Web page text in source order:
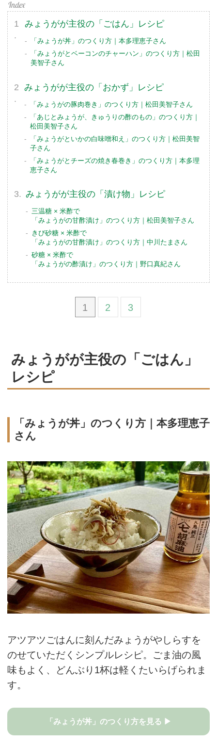
みょうがが主役の「ごはん」レシピ
「みょうが丼」のつくり方｜本多理恵子さん
「みょうがとベーコンのチャーハン」のつくり方｜松田
美智子さん
みょうがが主役の「おかず」レシピ
「みょうがの豚肉巻き」のつくり方｜松田美智子さん
「あじとみょうが、きゅうりの酢のもの」のつくり方｜
松田美智子さん
「みょうがといかの白味噌和え」のつくり方｜松田美智
子さん
「みょうがとチーズの焼き春巻き」のつくり方｜本多理
恵子さん
みょうがが主役の「漬け物」レシピ
三温糖 × 米酢で
「みょうがの甘酢漬け」のつくり方｜松田美智子さん
きび砂糖 × 米酢で
「みょうがの甘酢漬け」のつくり方｜中川たまさん
砂糖 × 米酢で
「みょうがの酢漬け」のつくり方｜野口真紀さん
1 2 3
みょうがが主役の「ごはん」
レシピ
「みょうが丼」のつくり方｜本多理恵子
さん
アツアツごはんに刻んだみょうがやしらすを
のせていただくシンプルレシピ。ごま油の風
味もよく、どんぶり1杯は軽くたいらげられま
す。
「みょうが丼」のつくり方を見る ▶